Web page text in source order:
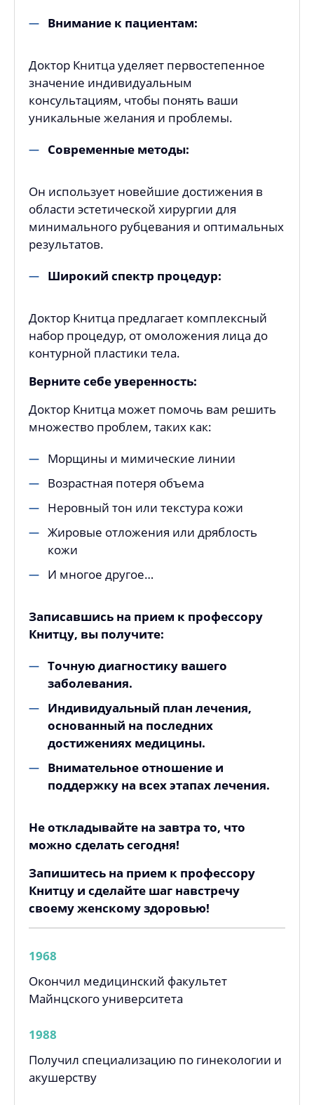
Внимание к пациентам:
Доктор Книтца уделяет первостепенное
значение индивидуальным
консультациям, чтобы понять ваши
уникальные желания и проблемы.
Современные методы:
Он использует новейшие достижения в
области эстетической хирургии для
минимального рубцевания и оптимальных
результатов.
Широкий спектр процедур:
Доктор Книтца предлагает комплексный
набор процедур, от омоложения лица до
контурной пластики тела.
Верните себе уверенность:
Доктор Книтца может помочь вам решить
множество проблем, таких как:
Морщины и мимические линии
Возрастная потеря объема
Неровный тон или текстура кожи
Жировые отложения или дряблость
кожи
И многое другое…
Записавшись на прием к профессору
Книтцу, вы получите:
Точную диагностику вашего
заболевания.
Индивидуальный план лечения,
основанный на последних
достижениях медицины.
Внимательное отношение и
поддержку на всех этапах лечения.
Не откладывайте на завтра то, что
можно сделать сегодня!
Запишитесь на прием к профессору
Книтцу и сделайте шаг навстречу
своему женскому здоровью!
1968
Окончил медицинский факультет
Майнцского университета
1988
Получил специализацию по гинекологии и
акушерству